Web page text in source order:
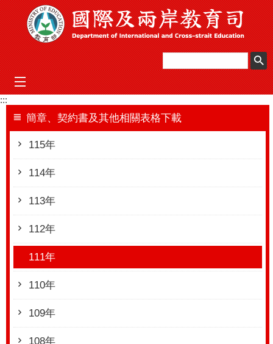
跳到主要內容區塊
mobile_menu
:::
簡章、契約書及其他相關表格下載
115年
114年
113年
112年
111年
110年
109年
108年